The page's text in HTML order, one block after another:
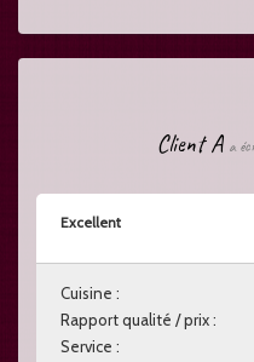
Client A a
Excellent
Cuisine :
Rapport qualité / prix :
Service :